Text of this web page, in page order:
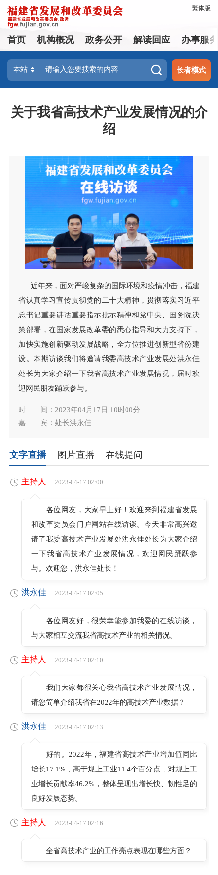
繁体版
首页 机构概况 政务公开 解读回应 办事服
长者模式
关于我省高技术产业发展情况的介
绍
近年来，面对严峻复杂的国际环境和疫情冲击，福建
省认真学习宣传贯彻党的二十大精神，贯彻落实习近平
总书记重要讲话重要指示批示精神和党中央、国务院决
策部署，在国家发展改革委的悉心指导和大力支持下，
加快实施创新驱动发展战略，全方位推进创新型省份建
设。本期访谈我们将邀请我委高技术产业发展处洪永佳
处长为大家介绍一下我省高技术产业发展情况，届时欢
迎网民朋友踊跃参与。
时 间：2023年04月17日 10时00分
嘉 宾：处长洪永佳
文字直播 图片直播 在线提问
主持人 2023-04-17 02:00
各位网友，大家早上好！欢迎来到福建省发展
和改革委员会门户网站在线访谈。今天非常高兴邀
请了我委高技术产业发展处洪永佳处长为大家介绍
一下我省高技术产业发展情况，欢迎网民踊跃参
与。欢迎您，洪永佳处长！
洪永佳 2023-04-17 02:05
各位网友好，很荣幸能参加我委的在线访谈，
与大家相互交流我省高技术产业的相关情况。
主持人 2023-04-17 02:10
我们大家都很关心我省高技术产业发展情况，
请您简单介绍我省在2022年的高技术产业数据？
洪永佳 2023-04-17 02:13
好的。2022年，福建省高技术产业增加值同比
增长17.1%，高于规上工业11.4个百分点，对规上工
业增长贡献率46.2%，整体呈现出增长快、韧性足的
良好发展态势。
主持人 2023-04-17 02:16
全省高技术产业的工作亮点表现在哪些方面？